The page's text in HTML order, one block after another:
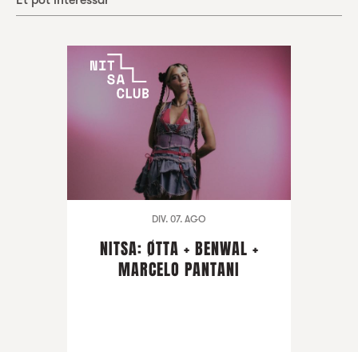
DIV. 07. AGO
NITSA: ØTTA + BENWAL +
MARCELO PANTANI